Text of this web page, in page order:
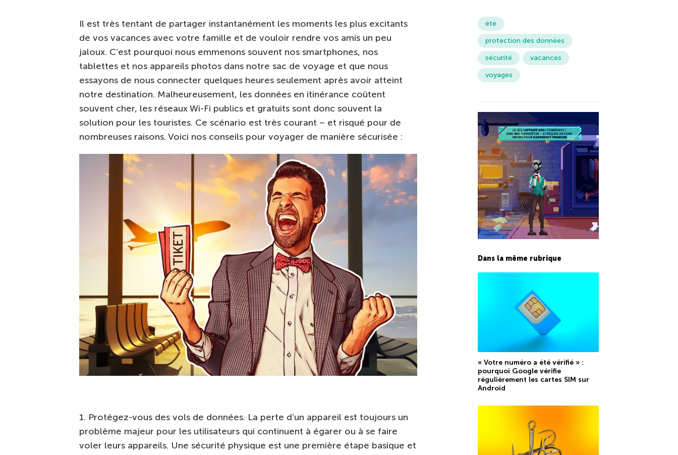
Il est très tentant de partager instantanément les moments les plus excitants
de vos vacances avec votre famille et de vouloir rendre vos amis un peu
jaloux. C’est pourquoi nous emmenons souvent nos smartphones, nos
tablettes et nos appareils photos dans notre sac de voyage et que nous
essayons de nous connecter quelques heures seulement après avoir atteint
notre destination. Malheureusement, les données en itinérance coûtent
souvent cher, les réseaux Wi-Fi publics et gratuits sont donc souvent la
solution pour les touristes. Ce scénario est très courant – et risqué pour de
nombreuses raisons. Voici nos conseils pour voyager de manière sécurisée :
1. Protégez-vous des vols de données. La perte d’un appareil est toujours un
problème majeur pour les utilisateurs qui continuent à égarer ou à se faire
voler leurs appareils. Une sécurité physique est une première étape basique et
été
protection des données
sécurité
vacances
voyages
Dans la même rubrique
« Votre numéro a été vérifié » :
pourquoi Google vérifie
régulièrement les cartes SIM sur
Android